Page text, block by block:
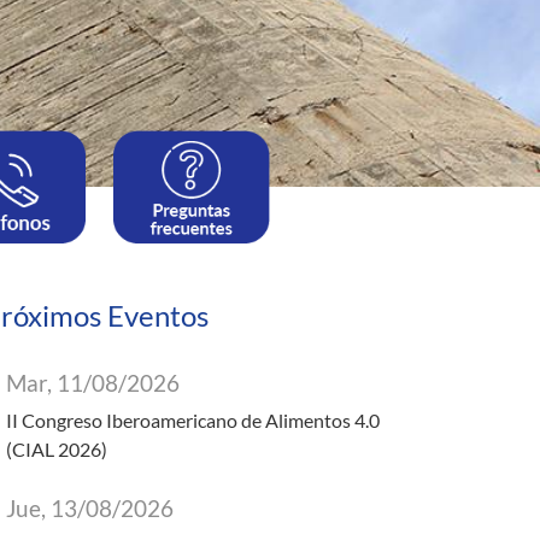
Eventos
Mar, 11/08/2026
II Congreso Iberoamericano de Alimentos 4.0
(CIAL 2026)
Jue, 13/08/2026